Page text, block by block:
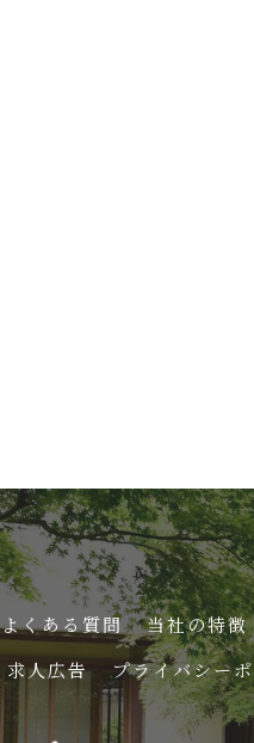
よくある質問 当社の特徴
求人広告 プライバシー